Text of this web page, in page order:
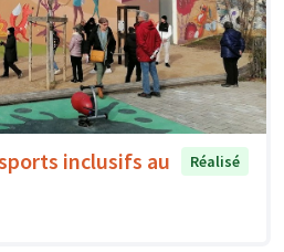
inclusifs au
Réalisé